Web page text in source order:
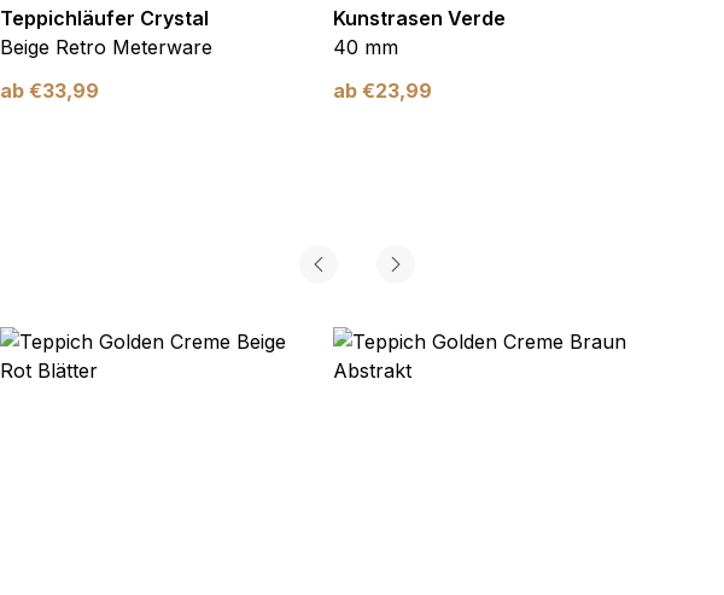
Teppichläufer Crystal
Beige Retro Meterware
ab €33,99
Kunstrasen Verde
40 mm
ab €23,99